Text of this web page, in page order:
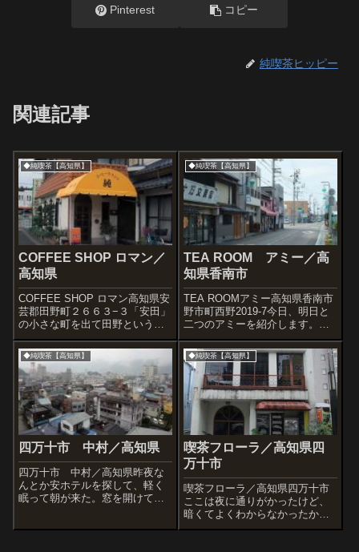
Pinterest コピー
純喫茶ヒッピー
関連記事
◆純喫茶【高知県】
COFFEE SHOP ロマン／
高知県
COFFEE SHOP ロマン高知県安
芸郡田野町２６６３−３「安田」
の小さな町を出て田野という町
に着いた。国道?大きな道沿いに
あったコーヒーラウンジ 純さ
ん。町をもう少し深く入ると風
情が出てきた。疲れた頃にちょ
うど現れたのがこのロマンさ
ん。...
◆純喫茶【高知県】
TEA ROOM アミー／高
知県香南市
TEA ROOMアミー高知県香南市
野市町西野2019-7今日、明日と
二つのアミーを紹介します。し
かもどちらも赤系テントがお洒
落。そういえば恵那市のアミー
も忘れられない店です。さてこ
ちらは高知県の「のいち」とい
う駅からほど近くで発見した喫
茶店...
◆純喫茶【高知県】
四万十市 中村／高知県
四万十市 中村／高知県昨夜な
んとか安ホテルを探して、軽く
眠って朝が来た。窓を開けてみ
◆純喫茶【高知県】
喫茶フローラ／高知県四
万十市
喫茶フローラ／高知県四万十市
ここは夜に通りがかったけど、
暗くてよくわからなかったから
翌日再訪してみたってわけ。